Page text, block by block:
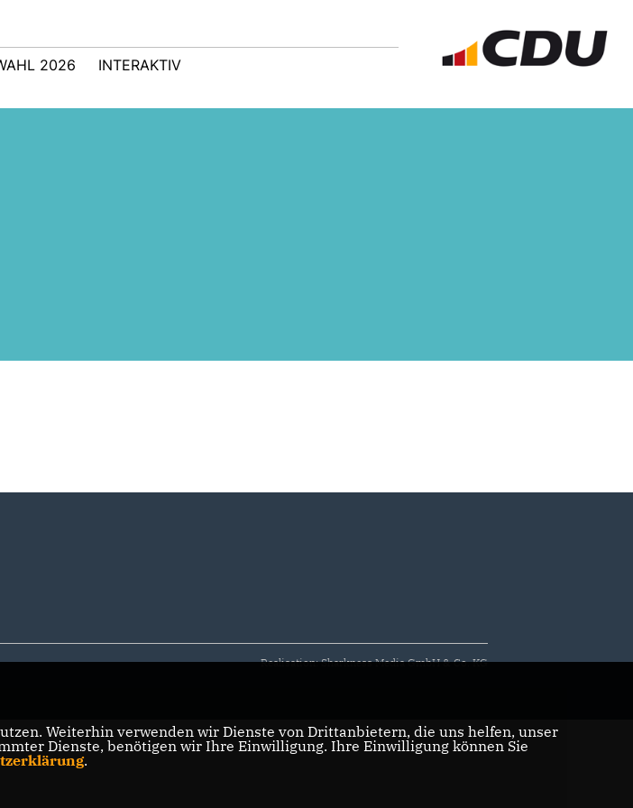
2026 INTERAKTIV
für
Eine nicht alltägliche
Realisation: Sharkness Media GmbH & Co. KG
Weiterhin verwenden wir Dienste von Drittanbietern, die uns helfen, unser
Dienste, benötigen wir Ihre Einwilligung. Ihre Einwilligung können Sie
.